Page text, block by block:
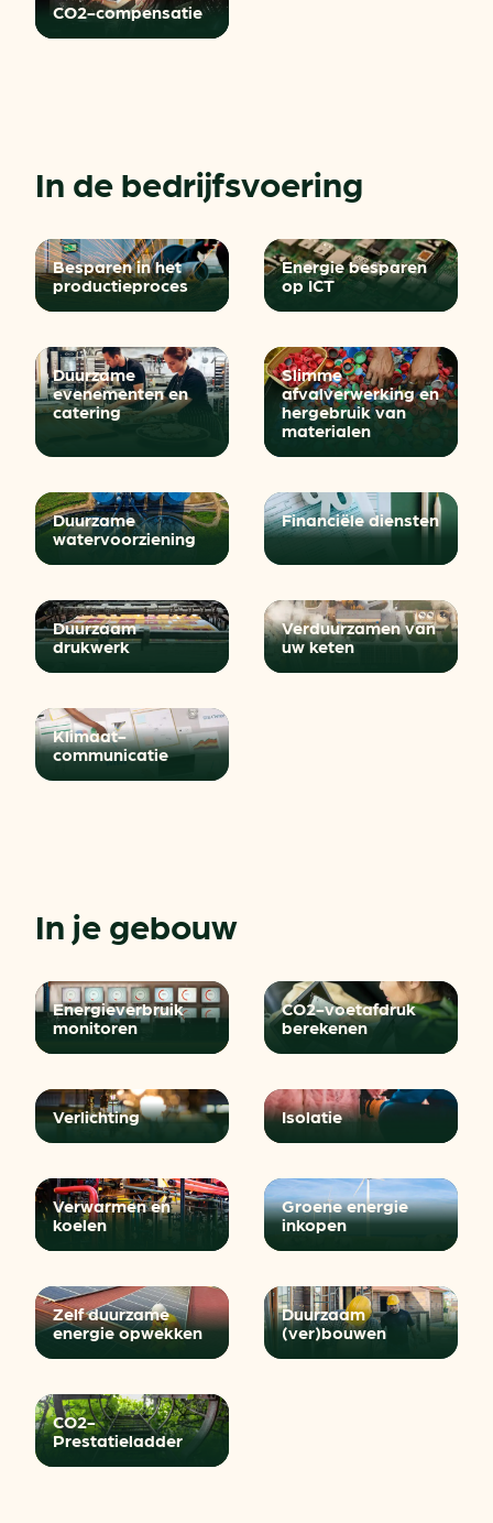
CO2-compensatie
In de bedrijfsvoering
Besparen in het
productieproces
Energie besparen
op ICT
Duurzame
evenementen en
catering
Slimme
afvalverwerking en
hergebruik van
materialen
Duurzame
watervoorziening
Financiële diensten
Duurzaam
drukwerk
Verduurzamen van
uw keten
Klimaat­
communicatie
In je gebouw
Energieverbruik
monitoren
CO2-voetafdruk
berekenen
Verlichting Isolatie
Verwarmen en
koelen
Groene energie
inkopen
Zelf duurzame
energie opwekken
Duurzaam
(ver)bouwen
CO2-
Prestatieladder